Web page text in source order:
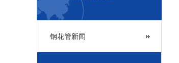
钢花管新闻